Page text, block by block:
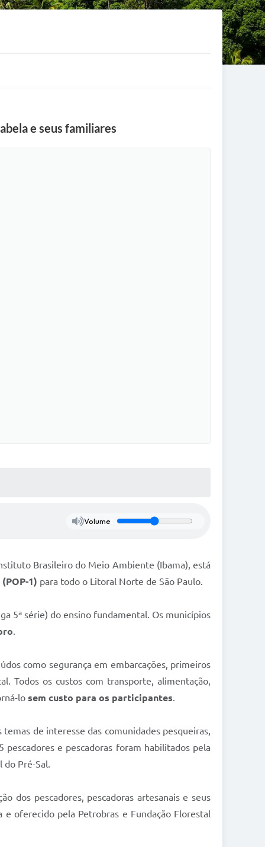
e seus familiares
Volume
Brasileiro do Meio Ambiente (Ibama), está
1) para todo o Litoral Norte de São Paulo.
5ª série) do ensino fundamental. Os municípios
.
como segurança em embarcações, primeiros
Todos os custos com transporte, alimentação,
lo sem custo para os participantes.
de interesse das comunidades pesqueiras,
e pescadoras foram habilitados pela
Pré-Sal.
dos pescadores, pescadoras artesanais e seus
oferecido pela Petrobras e Fundação Florestal